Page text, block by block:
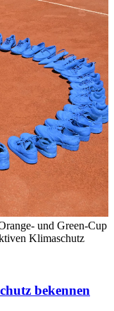
und Green-Cup
Klimaschutz
bekennen